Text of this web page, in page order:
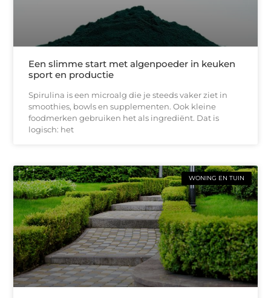
Een slimme start met algenpoeder in keuken
sport en productie
Spirulina is een microalg die je steeds vaker ziet in
smoothies, bowls en supplementen. Ook kleine
foodmerken gebruiken het als ingrediënt. Dat is
logisch: het
WONING EN TUIN